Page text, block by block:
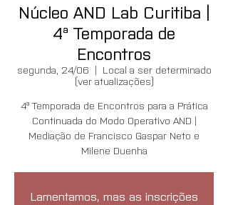
Núcleo AND Lab Curitiba |
4ª Temporada de
Encontros
segunda, 24/06
  |
Local a ser determinado
(ver atualizações)
4ª Temporada de Encontros para a Prática
Continuada do Modo Operativo AND |
Mediação de Francisco Gaspar Neto e
Milene Duenha
Lamentamos, mas as inscrições